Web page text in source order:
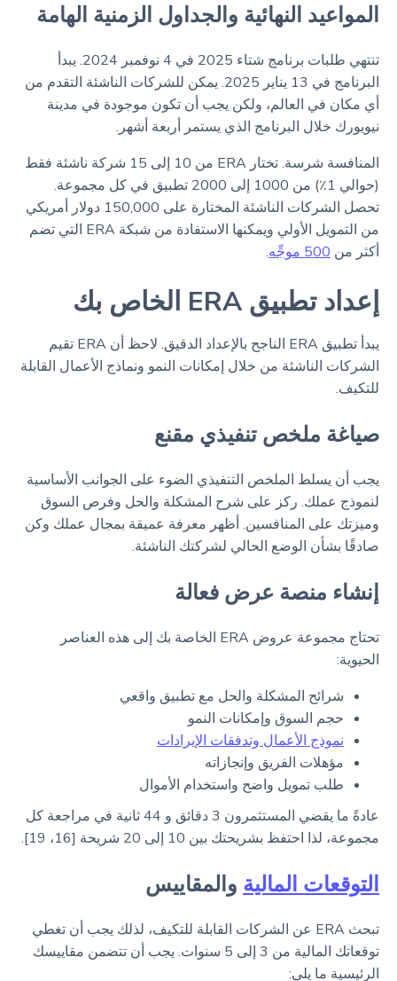
المواعيد النهائية والجداول الزمنية الهامة
تنتهي طلبات برنامج شتاء 2025 في 4 نوفمبر 2024. يبدأ
البرنامج في 13 يناير 2025. يمكن للشركات الناشئة التقدم من
أي مكان في العالم، ولكن يجب أن تكون موجودة في مدينة
نيويورك خلال البرنامج الذي يستمر أربعة أشهر.
المنافسة شرسة. تختار ERA من 10 إلى 15 شركة ناشئة فقط
(حوالي 1٪) من 1000 إلى 2000 تطبيق في كل مجموعة.
تحصل الشركات الناشئة المختارة على 150,000 دولار أمريكي
من التمويل الأولي ويمكنها الاستفادة من شبكة ERA التي تضم
أكثر من 500 موجِّه .
إعداد تطبيق ERA الخاص بك
يبدأ تطبيق ERA الناجح بالإعداد الدقيق. لاحظ أن ERA تقيم
الشركات الناشئة من خلال إمكانات النمو ونماذج الأعمال القابلة
للتكيف.
صياغة ملخص تنفيذي مقنع
يجب أن يسلط الملخص التنفيذي الضوء على الجوانب الأساسية
لنموذج عملك. ركز على شرح المشكلة والحل وفرص السوق
وميزتك على المنافسين. أظهر معرفة عميقة بمجال عملك وكن
صادقًا بشأن الوضع الحالي لشركتك الناشئة.
إنشاء منصة عرض فعالة
تحتاج مجموعة عروض ERA الخاصة بك إلى هذه العناصر
الحيوية:
شرائح المشكلة والحل مع تطبيق واقعي
حجم السوق وإمكانات النمو
نموذج الأعمال وتدفقات الإيرادات
مؤهلات الفريق وإنجازاته
طلب تمويل واضح واستخدام الأموال
عادةً ما يقضي المستثمرون 3 دقائق و 44 ثانية في مراجعة كل
مجموعة، لذا احتفظ بشريحتك بين 10 إلى 20 شريحة [16، 19].
التوقعات المالية والمقاييس
تبحث ERA عن الشركات القابلة للتكيف، لذلك يجب أن تغطي
توقعاتك المالية من 3 إلى 5 سنوات. يجب أن تتضمن مقاييسك
الرئيسية ما يلي: